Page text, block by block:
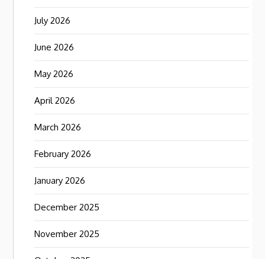
July 2026
June 2026
May 2026
April 2026
March 2026
February 2026
January 2026
December 2025
November 2025